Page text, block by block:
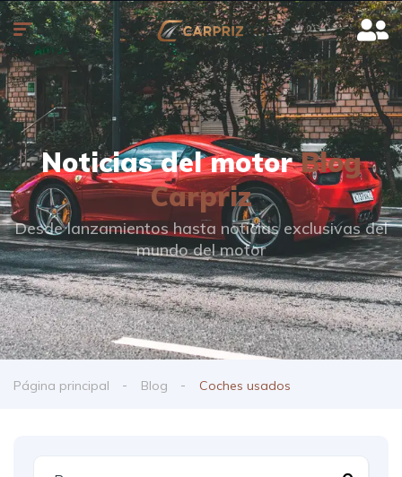
Noticias del motorBlog
Carpriz
Desde lanzamientos hasta noticias exclusivas del
mundo del motor
Página principal Blog Coches usados